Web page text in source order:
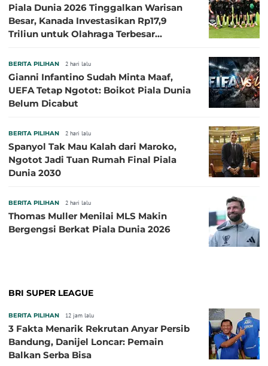
Piala Dunia 2026 Tinggalkan Warisan
Besar, Kanada Investasikan Rp17,9
Triliun untuk Olahraga Terbesar
BERITA PILIHAN 2 hari lalu
Gianni Infantino Sudah Minta Maaf,
UEFA Tetap Ngotot: Boikot Piala Dunia
Belum Dicabut
BERITA PILIHAN 2 hari lalu
Spanyol Tak Mau Kalah dari Maroko,
Ngotot Jadi Tuan Rumah Final Piala
Dunia 2030
BERITA PILIHAN 2 hari lalu
Thomas Muller Menilai MLS Makin
Bergengsi Berkat Piala Dunia 2026
BRI SUPER LEAGUE
BERITA PILIHAN 12 jam lalu
3 Fakta Menarik Rekrutan Anyar Persib
Bandung, Danijel Loncar: Pemain
Balkan Serba Bisa